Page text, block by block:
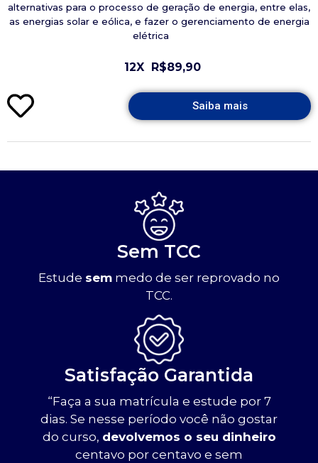
alternativas para o processo de geração de energia, entre elas,
as energias solar e eólica, e fazer o gerenciamento de energia
elétrica
12X R$89,90
Saiba mais
Sem TCC
Estude sem medo de ser reprovado no
TCC.
Satisfação Garantida
“Faça a sua matrícula e estude por 7
dias. Se nesse período você não gostar
do curso, devolvemos o seu dinheiro
centavo por centavo e sem